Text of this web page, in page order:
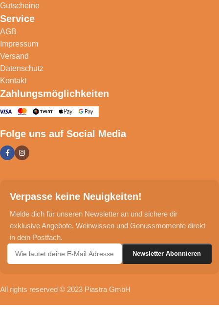
Gutscheine
Service
AGB
Impressum
Versand
Datenschutz
Kontakt
Zahlungsmöglichkeiten
Folge uns auf Social Media
Verpasse keine Neuigkeiten!
Melde dich für unseren Newsletter an und sichere dir
exklusive Angebote, Weinwissen und Genussmomente direkt
in dein Postfach.
All rights reserved © 2023 Piastra GmbH